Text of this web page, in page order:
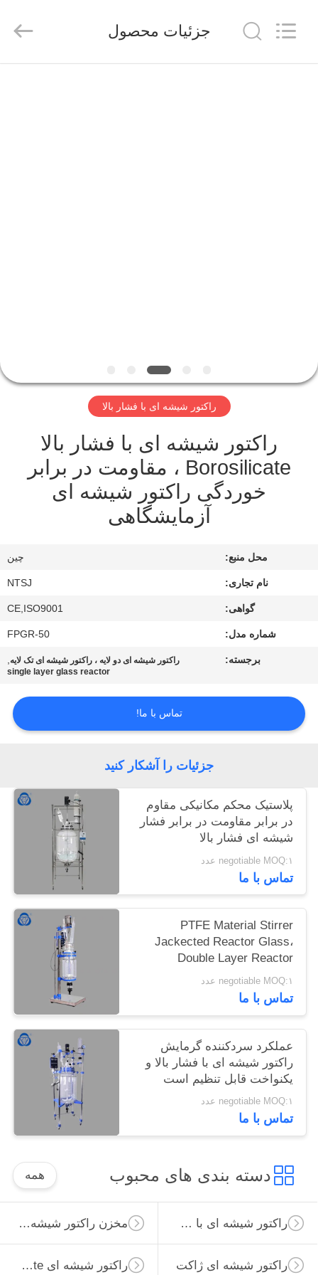
با
بگیرید
PRIVACY
POLICY
Chemglass
Co.,Ltd.
Reserved.
جزئیات محصول
راکتور شیشه ای با فشار بالا
راکتور شیشه ای با فشار بالا
Borosilicate ، مقاومت در برابر
خوردگی راکتور شیشه ای
آزمایشگاهی
محل منبع: چين
نام تجاری: NTSJ
گواهی: CE,ISO9001
شماره مدل: FPGR-50
برجسته: راکتور شیشه ای دو لایه ، راکتور شیشه ای تک لایه,
single layer glass reactor
تماس با ما!
جزئیات را آشکار کنید
پلاستیک محکم مکانیکی مقاوم
در برابر مقاومت در برابر فشار
شیشه ای فشار بالا
negotiable MOQ:۱ عدد
تماس با ما
PTFE Material Stirrer
Jackected Reactor Glass،
Double Layer Reactor
Explusion Reactor Glass
negotiable MOQ:۱ عدد
تماس با ما
عملکرد سردکننده گرمایش
راکتور شیشه ای با فشار بالا و
یکنواخت قابل تنظیم است
negotiable MOQ:۱ عدد
تماس با ما
دسته بندی های محبوب همه
مخزن راکتور شیشه ای راکتور شیشه ای با فشار بالا
راکتور شیشه ای Borosilicate راکتور شیشه ای ژاکت